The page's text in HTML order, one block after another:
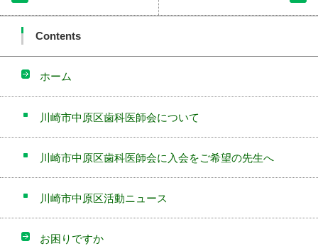
Contents
ホーム
川崎市中原区歯科医師会について
川崎市中原区歯科医師会に入会をご希望の先生へ
川崎市中原区活動ニュース
お困りですか